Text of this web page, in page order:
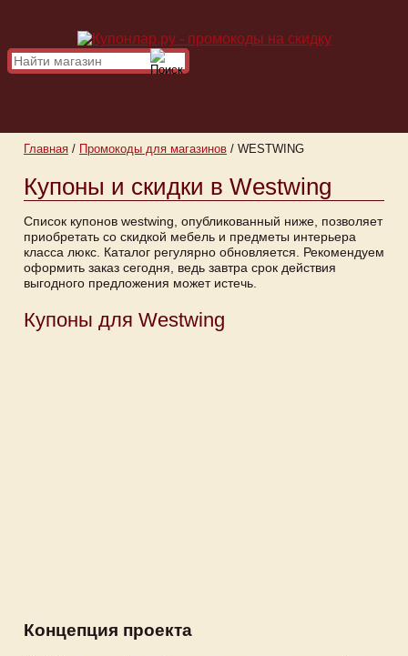
Главная / Промокоды для магазинов / WESTWING
Купоны и скидки в Westwing
Список купонов westwing, опубликованный ниже, позволяет
приобретать со скидкой мебель и предметы интерьера
класса люкс. Каталог регулярно обновляется. Рекомендуем
оформить заказ сегодня, ведь завтра срок действия
выгодного предложения может истечь.
Купоны для Westwing
Концепция проекта